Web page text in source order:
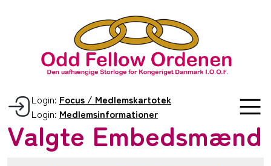
Login: Focus / Medlemskartotek
Login: Medlemsinformationer
Valgte Embedsmænd